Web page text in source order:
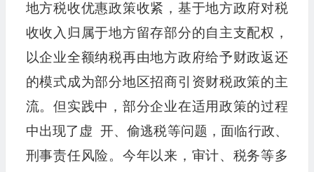
地方税收优惠政策收紧，基于地方政府对税
收收入归属于地方留存部分的自主支配权，
以企业全额纳税再由地方政府给予财政返还
的模式成为部分地区招商引资财税政策的主
流。但实践中，部分企业在适用政策的过程
中出现了虚 开、偷逃税等问题，面临行政、
刑事责任风险。今年以来，审计、税务等多